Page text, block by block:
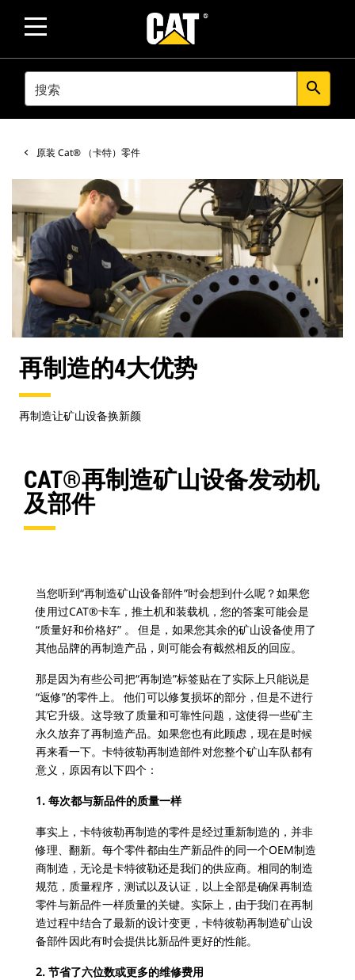
SEARCH search
原装 Cat® （卡特）零件
再制造的4大优势
再制造让矿山设备换新颜
CAT®再制造矿山设备发动机
及部件
当您听到“再制造矿山设备部件”时会想到什么呢？如果您
使用过CAT®卡车，推土机和装载机，您的答案可能会是
“质量好和价格好” 。 但是，如果您其余的矿山设备使用了
其他品牌的再制造产品，则可能会有截然相反的回应。
那是因为有些公司把“再制造”标签贴在了实际上只能说是
“返修”的零件上。 他们可以修复损坏的部分，但是不进行
其它升级。这导致了质量和可靠性问题，这使得一些矿主
永久放弃了再制造产品。如果您也有此顾虑，现在是时候
再来看一下。卡特彼勒再制造部件对您整个矿山车队都有
意义，原因有以下四个：
1. 每次都与新品件的质量一样
事实上，卡特彼勒再制造的零件是经过重新制造的，并非
修理、翻新。每个零件都由生产新品件的同一个OEM制造
商制造，无论是卡特彼勒还是我们的供应商。相同的制造
规范，质量程序，测试以及认证，以上全部是确保再制造
零件与新品件一样质量的关键。实际上，由于我们在再制
造过程中结合了最新的设计变更，卡特彼勒再制造矿山设
备部件因此有时会提供比新品件更好的性能。
2. 节省了六位数或更多的维修费用